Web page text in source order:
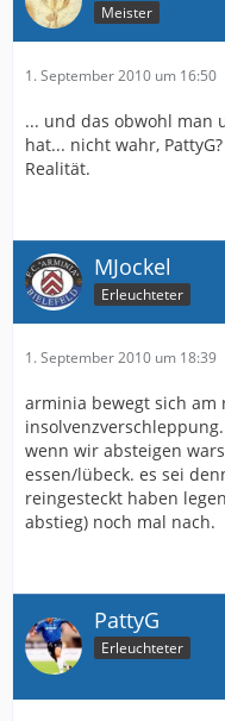
Meister
1. September 2010 um 16:50
... und das obwohl man
hat... nicht wahr,
Realität.
MJockel
Erleuchteter
1. September 2010 um 18:39
arminia bewegt sich am
wenn wir absteigen
essen/lübeck. es sei
reingesteckt haben
abstieg) noch mal nach.
PattyG
Erleuchteter